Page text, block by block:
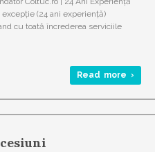
(24 ani experiență)
cu toată încrederea serviciile
Read more ›